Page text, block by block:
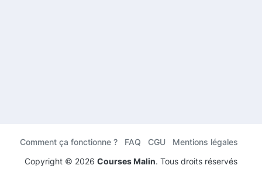
Comment ça fonctionne ? FAQ CGU
Mentions légales
Copyright © 2026 Courses Malin. Tous droits réservés